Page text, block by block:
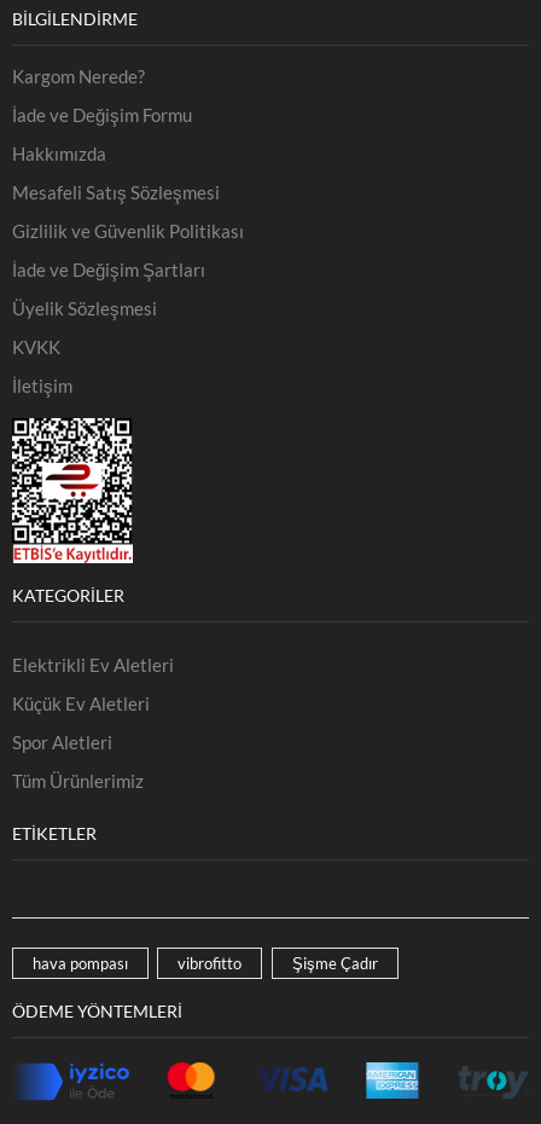
BILGILENDIRME
Kargom Nerede?
İade ve Değişim Formu
Hakkımızda
Mesafeli Satış Sözleşmesi
Gizlilik ve Güvenlik Politikası
İade ve Değişim Şartları
Üyelik Sözleşmesi
KVKK
İletişim
KATEGORILER
Elektrikli Ev Aletleri
Küçük Ev Aletleri
Spor Aletleri
Tüm Ürünlerimiz
ETIKETLER
hava pompası vibrofitto Şişme Çadır
ÖDEME YÖNTEMLERI